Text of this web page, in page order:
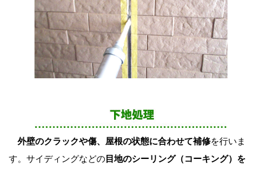
外壁のクラックや傷、屋根の状態に合わせて補修を行いま
す。サイディングなどの目地のシーリング（コーキング）を